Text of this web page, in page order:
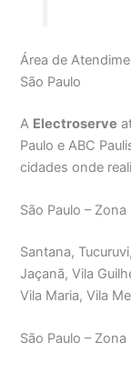
Área de
São Paulo
A Electroserve
Paulo e ABC
cidades onde
São Paulo –
Santana,
Jaçanã, Vila
Vila Maria, Vila
São Paulo – Zona